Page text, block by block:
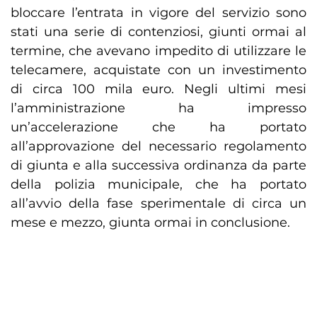
bloccare l’entrata in vigore del servizio sono
stati una serie di contenziosi, giunti ormai al
termine, che avevano impedito di utilizzare le
telecamere, acquistate con un investimento
di circa 100 mila euro. Negli ultimi mesi
l’amministrazione ha impresso
un’accelerazione che ha portato
all’approvazione del necessario regolamento
di giunta e alla successiva ordinanza da parte
della polizia municipale, che ha portato
all’avvio della fase sperimentale di circa un
mese e mezzo, giunta ormai in conclusione.